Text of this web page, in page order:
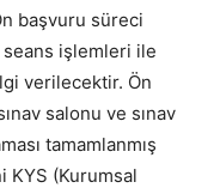
başvuru süreci
seans işlemleri ile
verilecektir. Ön
salonu ve sınav
tamamlanmış
KYS (Kurumsal